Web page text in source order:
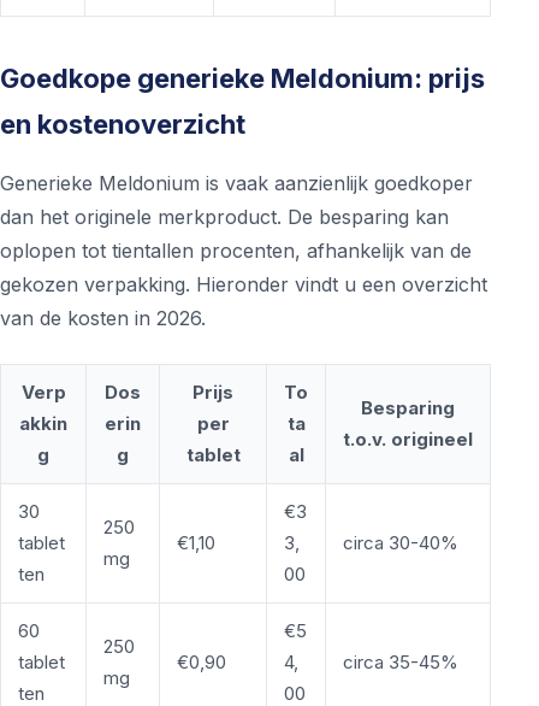
Goedkope generieke Meldonium: prijs
en kostenoverzicht
Generieke Meldonium is vaak aanzienlijk goedkoper
dan het originele merkproduct. De besparing kan
oplopen tot tientallen procenten, afhankelijk van de
gekozen verpakking. Hieronder vindt u een overzicht
van de kosten in 2026.
Verp
akkin
g
Dos
erin
g
Prijs
per
tablet
To
ta
al
Besparing
t.o.v. origineel
30
tablet
ten
250
mg
€1,10
€3
3,
00
circa 30-40%
60
tablet
ten
250
mg
€0,90
€5
4,
00
circa 35-45%